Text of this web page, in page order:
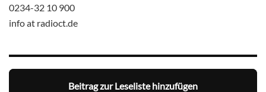
0234-32 10 900
info at radioct.de
Beitrag zur Leseliste hinzufügen